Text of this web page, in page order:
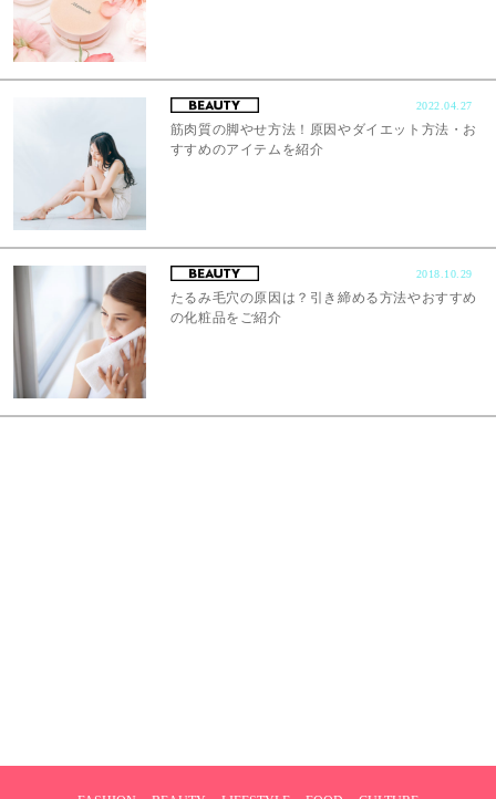
2022.04.27
筋肉質の脚やせ方法！原因やダイエット方法・お
すすめのアイテムを紹介
2018.10.29
たるみ毛穴の原因は？引き締める方法やおすすめ
の化粧品をご紹介